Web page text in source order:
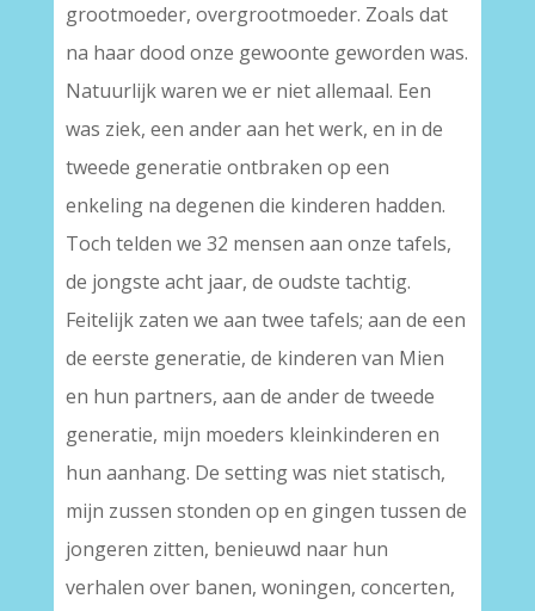
grootmoeder, overgrootmoeder. Zoals dat
na haar dood onze gewoonte geworden was.
Natuurlijk waren we er niet allemaal. Een
was ziek, een ander aan het werk, en in de
tweede generatie ontbraken op een
enkeling na degenen die kinderen hadden.
Toch telden we 32 mensen aan onze tafels,
de jongste acht jaar, de oudste tachtig.
Feitelijk zaten we aan twee tafels; aan de een
de eerste generatie, de kinderen van Mien
en hun partners, aan de ander de tweede
generatie, mijn moeders kleinkinderen en
hun aanhang. De setting was niet statisch,
mijn zussen stonden op en gingen tussen de
jongeren zitten, benieuwd naar hun
verhalen over banen, woningen, concerten,